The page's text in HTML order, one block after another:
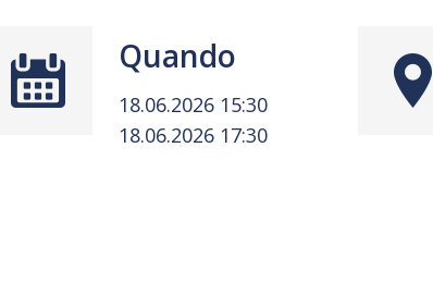
Quando
18.06.2026 15:30
18.06.2026 17:30